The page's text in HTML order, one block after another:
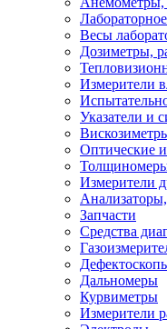
Весы
Дозиметры,
Измерители
Указатели и
Оптические
Измерители
Запчасти
Средства
Дальномеры
Курвиметры
Измерители